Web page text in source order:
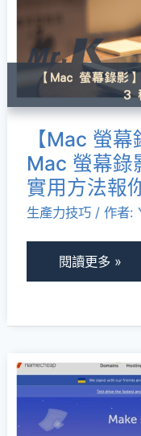
【Mac 螢
Mac 螢幕錄
實用方法報
生產力技巧/ 作者:
費
付
費
Mac
螢
幕
錄
影
工
教
學，
4
閱讀更多 »
【
教
學】